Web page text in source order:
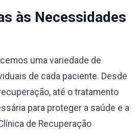
às Necessidades
uma variedade de
de cada paciente. Desde
até o tratamento
para proteger a saúde e a
de Recuperação